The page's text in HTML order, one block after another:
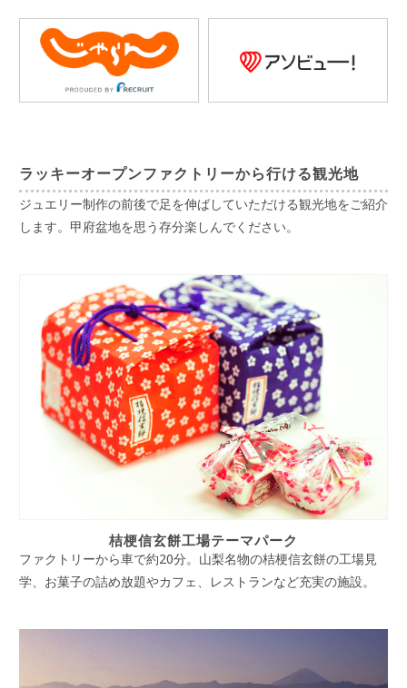
ラッキーオープンファクトリーから行ける観光地
ジュエリー制作の前後で足を伸ばしていただける観光地をご紹介
します。甲府盆地を思う存分楽しんでください。
桔梗信玄餅工場テーマパーク
ファクトリーから車で約20分。山梨名物の桔梗信玄餅の工場見
学、お菓子の詰め放題やカフェ、レストランなど充実の施設。